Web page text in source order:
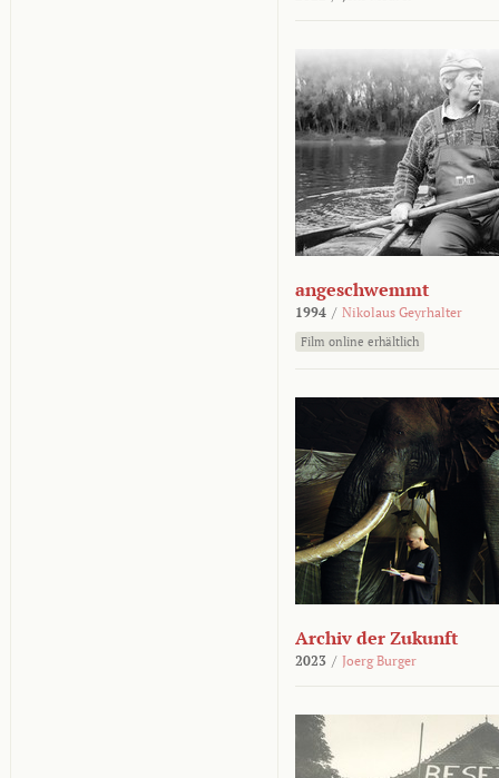
angeschwemmt
1994 / Nikolaus Geyrhalter
Film online erhältlich
Archiv der Zukunft
2023 / Joerg Burger